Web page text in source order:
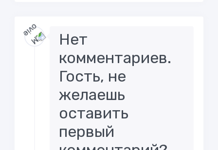
Нет
комментариев.
Гость, не
желаешь
оставить
первый